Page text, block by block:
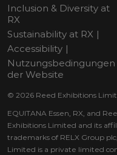
Inclusion & Diversity at
RX
Sustainability at RX
Accessibility
Nutzungsbedingungen
der Website
© 2026 Reed Exhibitions
EQUITANA Essen, RX, and
Exhibitions Limited and its
trademarks of RELX Group
Limited is a private limited